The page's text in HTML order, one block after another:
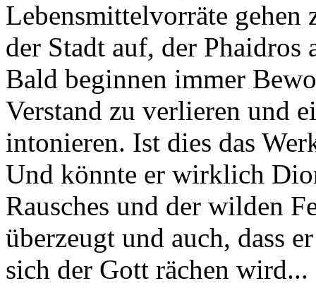
Lebensmittelvorräte
der Stadt auf, der Phaidros
Bald beginnen immer
Verstand zu verlieren und
intonieren. Ist dies das
Und könnte er wirklich
Rausches und der wilden
überzeugt und auch, dass
sich der Gott rächen wird...